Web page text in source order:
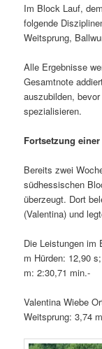
Im Block Lauf,
folgende
Weitsprung,
Alle Ergebnisse
Gesamtnote
auszubilden,
spezialisieren.
Fortsetzung
Bereits zwei
südhessischen
überzeugt. Dort
(Valentina) und
Die Leistungen im
m Hürden: 12,90
m: 2:30,71 min.-
Valentina Wiebe
Weitsprung: 3,74